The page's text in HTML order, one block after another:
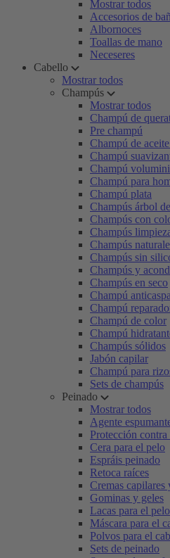
Mostrar todos
Accesorios de
Albornoces
Toallas de mano
Neceseres
Cabello
Mostrar todos
Champús
Mostrar todos
Champú de
Pre champú
Champú de
Champú
Champú
Champú para
Champú plata
Champús árbol
Champús con
Champús
Champús
Champús sin
Champús y
Champús en seco
Champú anticaspa
Champú
Champú de color
Champú
Champús sólidos
Jabón capilar
Champú para
Sets de champús
Peinado
Mostrar todos
Agente
Protección
Cera para el pelo
Espráis peinado
Retoca raíces
Cremas capilares
Gominas y geles
Lacas para el pelo
Máscara para el
Polvos para el
Sets de peinado